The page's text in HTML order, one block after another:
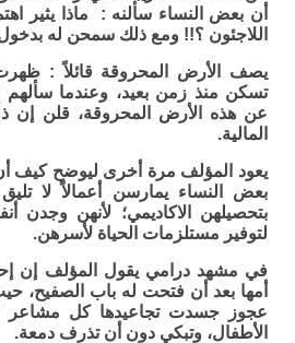
أن بعض النساء سألنه : ماذا يثير
اللاجئون ؟!! ومع ذلك سمحن له
يصف الأرض المحروقة قائلاً :
تسكن منذ زمن بعيد، وعندما سألهم
عن هذه الأرض المحروقة، قلن إن
المالية.
يعود المؤلف مرة أخرى ليوضح
بعض النساء يمارسن أعمالاً لا
بتحصيلهن الاكاديمي؛ لأنهن
لتوفير مستلزمات الحياة لأسرهن.
في مشهد درامي يقول المؤلف إن
أمها بعد أن فتحت له باب الصفيح،
عجوز جسدت تجاعيدها كل مشاعر
الأطفال، وتبكي دون أن تذرف دمعة.